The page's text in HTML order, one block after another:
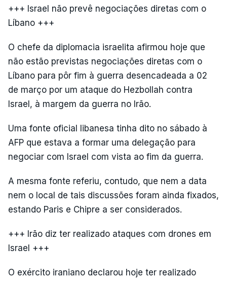
+++ Israel não prevê negociações diretas com o
Líbano +++
O chefe da diplomacia israelita afirmou hoje que
não estão previstas negociações diretas com o
Líbano para pôr fim à guerra desencadeada a 02
de março por um ataque do Hezbollah contra
Israel, à margem da guerra no Irão.
Uma fonte oficial libanesa tinha dito no sábado à
AFP que estava a formar uma delegação para
negociar com Israel com vista ao fim da guerra.
A mesma fonte referiu, contudo, que nem a data
nem o local de tais discussões foram ainda fixados,
estando Paris e Chipre a ser considerados.
+++ Irão diz ter realizado ataques com drones em
Israel +++
O exército iraniano declarou hoje ter realizado